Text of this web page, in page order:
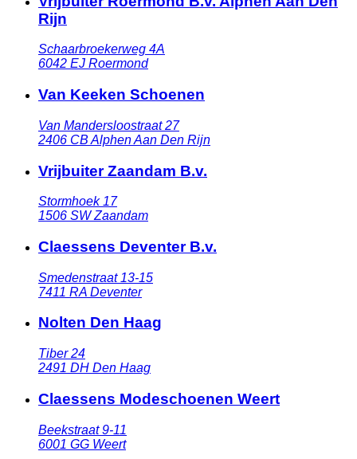
Rijn
Schaarbroekerweg 4A
6042 EJ Roermond
Van Keeken Schoenen
Van Mandersloostraat 27
2406 CB Alphen Aan Den Rijn
Vrijbuiter Zaandam B.v.
Stormhoek 17
1506 SW Zaandam
Claessens Deventer B.v.
Smedenstraat 13-15
7411 RA Deventer
Nolten Den Haag
Tiber 24
2491 DH Den Haag
Claessens Modeschoenen Weert
Beekstraat 9-11
6001 GG Weert